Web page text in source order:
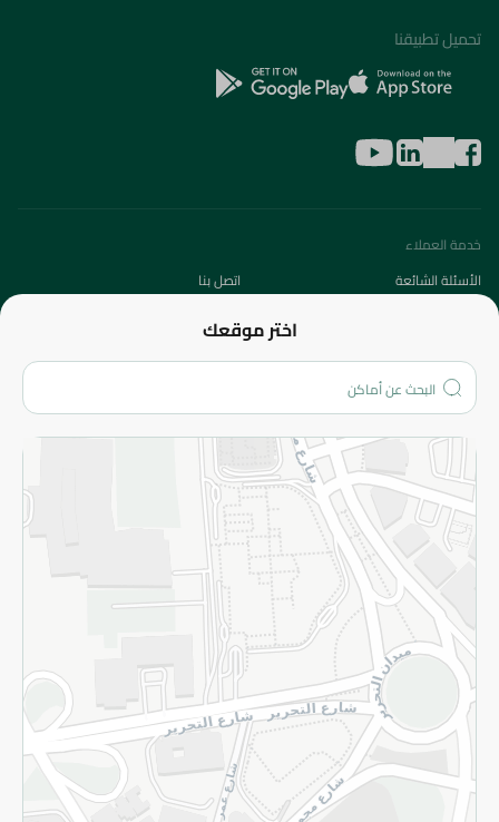
اختر موقعك
تحميل تطبيقنا
خدمة العملاء
الأسئلة الشائعة
اتصل بنا
من نحن؟
الفروع
المزيد
الاسترجاع
سياسة الاستخدام
سياسة الخصوصية
قم بالتسجيل للنشرة
©2026 - Spinneys | جميع الحقوق محفوظة